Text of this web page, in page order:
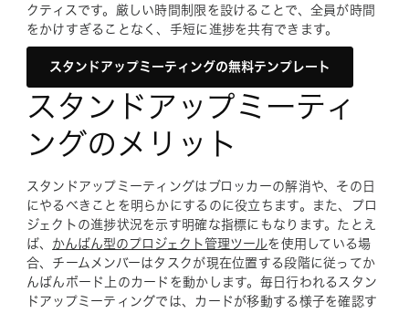
クティスです。厳しい時間制限を設けることで、全員が時間
をかけすぎることなく、手短に進捗を共有できます。
スタンドアップミーティングの無料テンプレート
スタンドアップミーティ
ングのメリット
スタンドアップミーティングはブロッカーの解消や、その日
にやるべきことを明らかにするのに役立ちます。また、プロ
ジェクトの進捗状況を示す明確な指標にもなります。たとえ
ば、 かんばん型のプロジェクト管理ツールを使用している場
合、チームメンバーはタスクが現在位置する段階に従ってか
んばんボード上のカードを動かします。毎日行われるスタン
ドアップミーティングでは、カードが移動する様子を確認す